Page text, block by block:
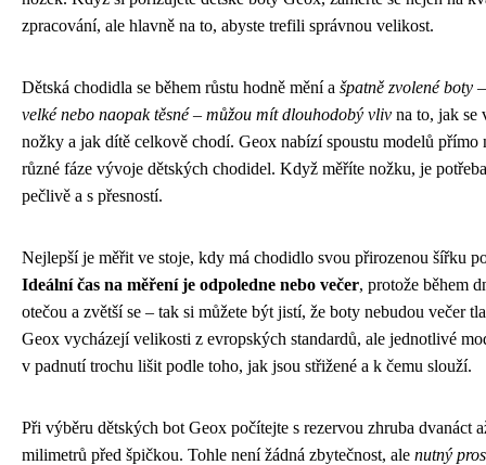
zpracování, ale hlavně na to, abyste trefili správnou velikost.
Dětská chodidla se během růstu hodně mění a špatně zvolené boty
velké nebo naopak těsné – můžou mít dlouhodobý vliv na to, jak se
nožky a jak dítě celkově chodí. Geox nabízí spoustu modelů přímo
různé fáze vývoje dětských chodidel. Když měříte nožku, je
pečlivě a s přesností.
Nejlepší je měřit ve stoje, kdy má chodidlo svou přirozenou šířku
Ideální čas na měření je odpoledne nebo večer, protože během
otečou a zvětší se – tak si můžete být jistí, že boty nebudou večer
Geox vycházejí velikosti z evropských standardů, ale jednotlivé
v padnutí trochu lišit podle toho, jak jsou střižené a k čemu slouží.
Při výběru dětských bot Geox počítejte s rezervou zhruba dvanáct
milimetrů před špičkou. Tohle není žádná zbytečnost, ale nutný